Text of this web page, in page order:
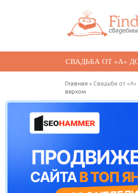
СВАДЬБА ОТ «А»
Главная » Свадьба от «А»
верхом